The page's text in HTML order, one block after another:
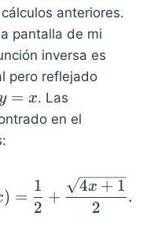
anteriores.
pantalla de mi
inversa es
pero reflejado
= x. Las
en el
x^2-x,
) =
2
1
+
2
4x + 1
.